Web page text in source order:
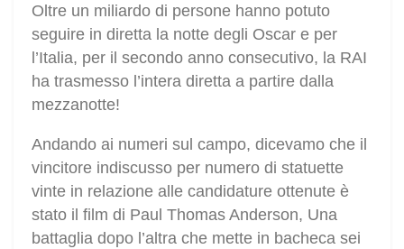
Oltre un miliardo di persone hanno potuto
seguire in diretta la notte degli Oscar e per
l’Italia, per il secondo anno consecutivo, la RAI
ha trasmesso l’intera diretta a partire dalla
mezzanotte!
Andando ai numeri sul campo, dicevamo che il
vincitore indiscusso per numero di statuette
vinte in relazione alle candidature ottenute è
stato il film di Paul Thomas Anderson, Una
battaglia dopo l’altra che mette in bacheca sei